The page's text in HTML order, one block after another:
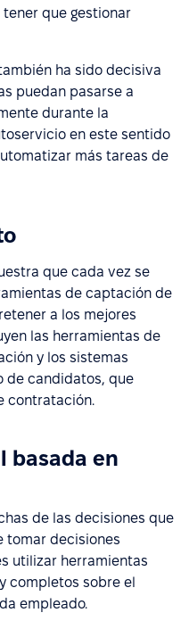
tener que gestionar
ha sido decisiva
puedan pasarse a
durante la
en este sentido
más tareas de
que cada vez se
de captación de
a los mejores
las herramientas de
y los sistemas
de candidatos, que
contratación.
basada en
de las decisiones que
tomar decisiones
utilizar herramientas
completos sobre el
empleado.